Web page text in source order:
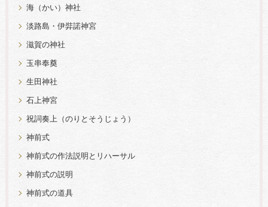
海（かい）神社
淡路島・伊弉諾神宮
滋賀の神社
玉串奉奠
生田神社
石上神宮
祝詞奏上（のりとそうじょう）
神前式
神前式の作法説明とリハーサル
神前式の説明
神前式の道具